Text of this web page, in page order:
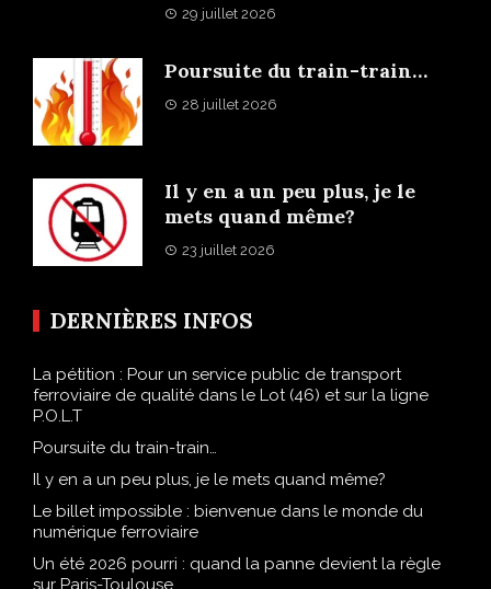
29 juillet 2026
Poursuite du train-train…
28 juillet 2026
Il y en a un peu plus, je le
mets quand même?
23 juillet 2026
DERNIÈRES INFOS
La pétition : Pour un service public de transport
ferroviaire de qualité dans le Lot (46) et sur la ligne
P.O.L.T
Poursuite du train-train…
Il y en a un peu plus, je le mets quand même?
Le billet impossible : bienvenue dans le monde du
numérique ferroviaire
Un été 2026 pourri : quand la panne devient la règle
sur Paris-Toulouse